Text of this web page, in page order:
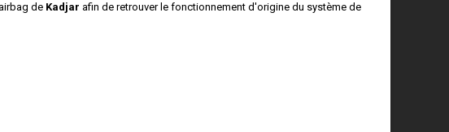
de Kadjar afin de retrouver le fonctionnement d'origine du système de